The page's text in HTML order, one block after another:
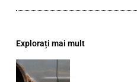
Explorați mai mult